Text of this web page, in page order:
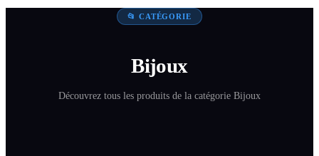
📂 CATÉGORIE
Bijoux
Découvrez tous les produits de la catégorie Bijoux